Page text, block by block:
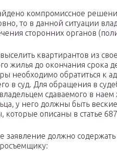
компромиссное
то в данной ситуации
сторонних органов
квартирантов из
жилья до окончания срока
необходимо обратиться к
в суд. Для обращения в
сдаваемого в
у него должны быть
которые описаны в статье
заявление должно